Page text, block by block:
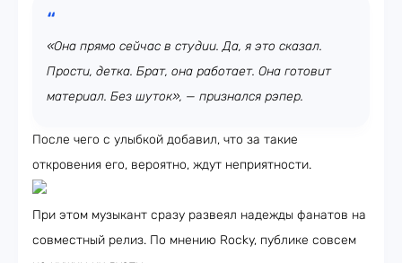
«Она прямо сейчас в студии. Да, я это сказал.
Прости, детка. Брат, она работает. Она готовит
материал. Без шуток», — признался рэпер.
После чего с улыбкой добавил, что за такие
откровения его, вероятно, ждут неприятности.
При этом музыкант сразу развеял надежды фанатов на
совместный релиз. По мнению Rocky, публике совсем